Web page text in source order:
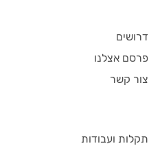
דרושים
פרסם אצלנו
צור קשר
תקלות ועבודות